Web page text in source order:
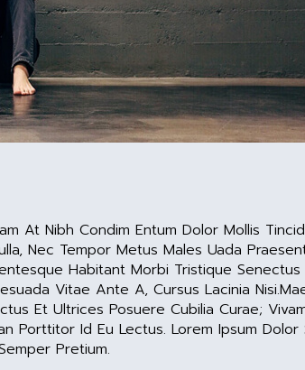
At Nibh Condim Entum Dolor Mollis
Nec Tempor Metus Males Uada
Habitant Morbi Tristique
Vitae Ante A, Cursus Lacinia
Et Ultrices Posuere Cubilia Curae;
Porttitor Id Eu Lectus. Lorem Ipsum
Pretium.